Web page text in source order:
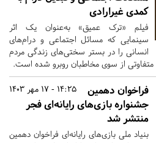
کمدی غیرارادی
فیلم «ترک عمیق» به‌عنوان یک اثر
سینمایی که مسائل اجتماعی و درام‌های
انسانی را در بستر سختی‌های زندگی مردم
از سوی مخاطبان روبرو شده است.
14:25 - 17 مهر 1403
فراخوان دهمین
جشنواره بازی‌های رایانه‌ای فجر
منتشر شد
بنیاد ملی بازی‌های رایانه‌ای فراخوان دهمین